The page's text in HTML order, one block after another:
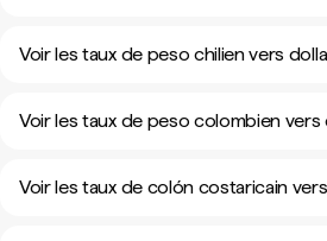
Voir les taux de peso chilien vers
Voir les taux de peso colombien vers
Voir les taux de colón costaricain